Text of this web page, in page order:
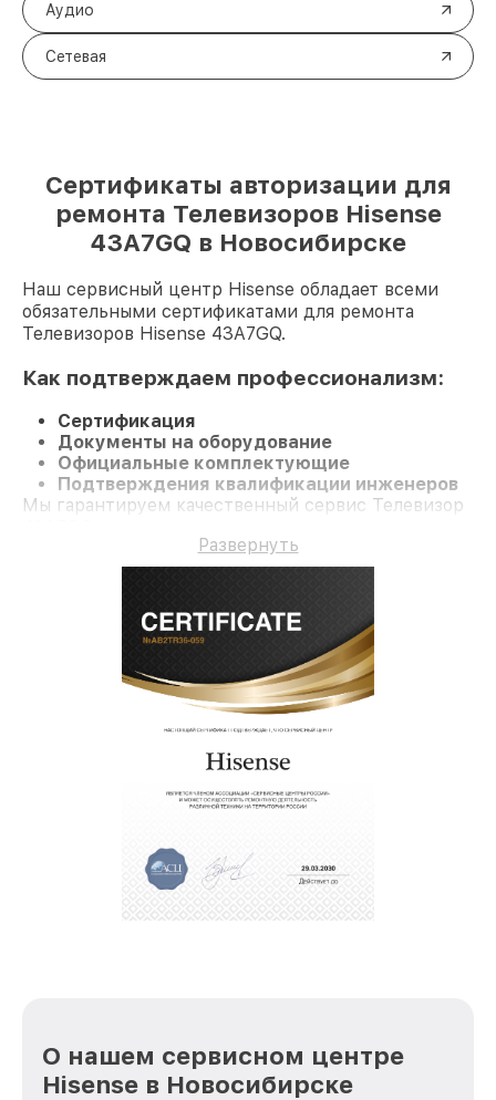
Аудио
Сетевая
Сертификаты авторизации для
ремонта Телевизоров Hisense
43A7GQ в Новосибирске
Наш сервисный центр Hisense обладает всеми
обязательными сертификатами для ремонта
Телевизоров Hisense 43A7GQ.
Как подтверждаем профессионализм:
Сертификация
Документы на оборудование
Официальные комплектующие
Подтверждения квалификации инженеров
Мы гарантируем качественный сервис Телевизор
Развернуть
О нашем сервисном центре
Hisense в Новосибирске